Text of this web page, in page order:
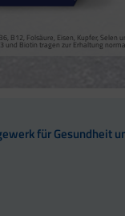
B12, Folsäure, Eisen, Kupfer,
und Biotin tragen zur Erhaltung
tragen zur Erhaltung gesunder
zur Erhaltung normaler Nägel bei.
Kupfer, Mangan, Selen und Zink
Stoffwechsel von
tragen zur Erhaltung normaler
tragen zur normalen Funktion des
für Gesundheit